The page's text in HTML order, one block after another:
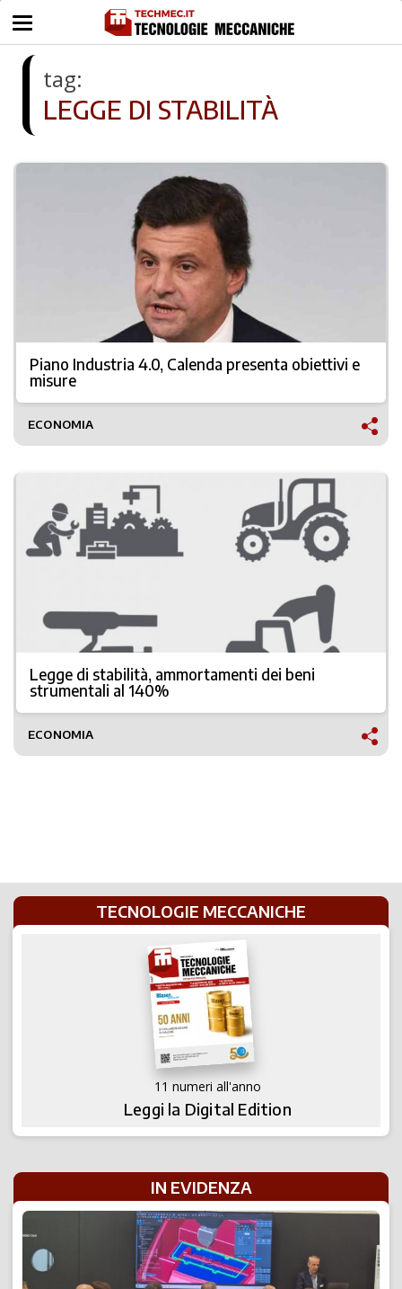
tag:
LEGGE DI STABILITÀ
Piano Industria 4.0, Calenda presenta obiettivi e
misure
ECONOMIA
Legge di stabilità, ammortamenti dei beni
strumentali al 140%
ECONOMIA
TECNOLOGIE MECCANICHE
11 numeri all'anno
Leggi la Digital Edition
IN EVIDENZA